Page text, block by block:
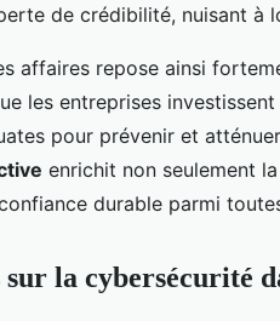
de crédibilité, nuisant à
affaires repose ainsi
les entreprises
pour prévenir et
enrichit non seulement
durable parmi
la cybersécurité